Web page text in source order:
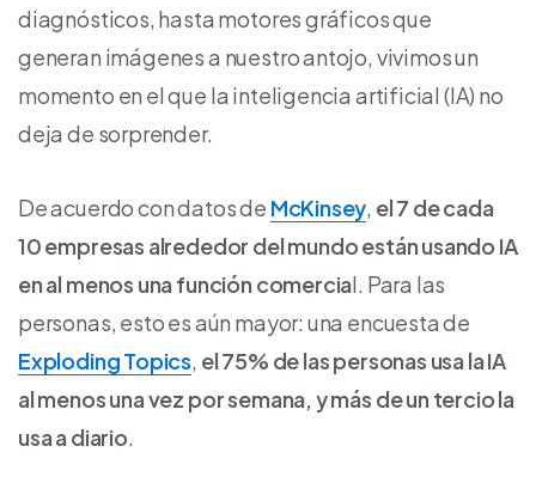
diagnósticos, hasta motores gráficos que
generan imágenes a nuestro antojo, vivimos un
momento en el que la inteligencia artificial (IA) no
deja de sorprender.
De acuerdo con datos de McKinsey, el 7 de cada
10 empresas alrededor del mundo están usando IA
en al menos una función comercial. Para las
personas, esto es aún mayor: una encuesta de
Exploding Topics, el 75% de las personas usa la IA
al menos una vez por semana, y más de un tercio la
usa a diario.